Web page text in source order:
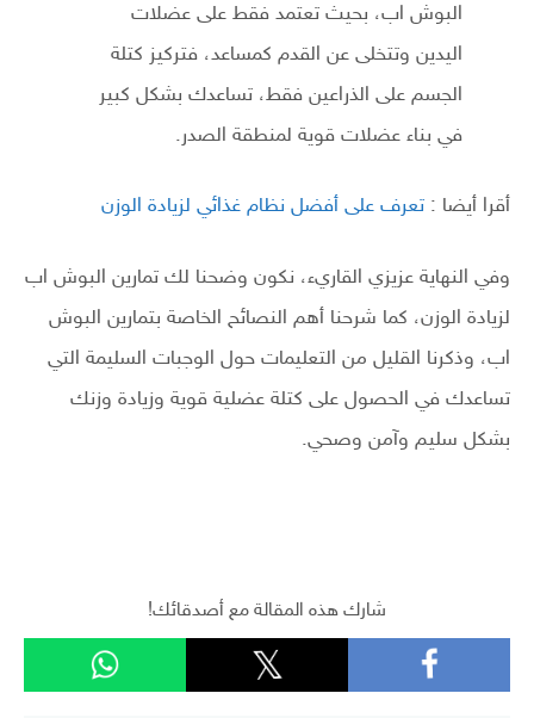
البوش اب، بحيث تعتمد فقط على عضلات
اليدين وتتخلى عن القدم كمساعد، فتركيز كتلة
الجسم على الذراعين فقط، تساعدك بشكل كبير
في بناء عضلات قوية لمنطقة الصدر.
أقرا أيضا : تعرف على أفضل نظام غذائي لزيادة الوزن
وفي النهاية عزيزي القاريء، نكون وضحنا لك تمارين البوش اب
لزيادة الوزن، كما شرحنا أهم النصائح الخاصة بتمارين البوش
اب، وذكرنا القليل من التعليمات حول الوجبات السليمة التي
تساعدك في الحصول على كتلة عضلية قوية وزيادة وزنك
بشكل سليم وآمن وصحي.
شارك هذه المقالة مع أصدقائك!